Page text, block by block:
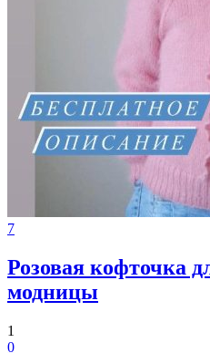
7
Розовая кофточка
модницы
1
0